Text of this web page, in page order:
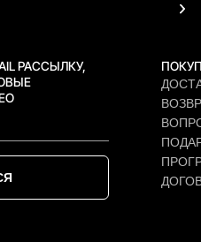
РАССЫЛКУ,